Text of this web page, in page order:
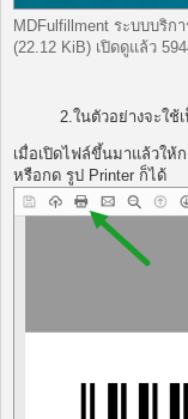
MDFulfillment ระบบบริก
(22.12 KiB) เปิดดูแล้ว
2.ในตัวอย่างจะใช้
เมื่อเปิดไฟล์ขึ้นมาแล้วให้
หรือกด รูป Printer ก็ได้